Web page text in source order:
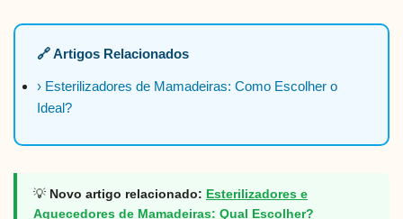
🔗 Artigos Relacionados
› Esterilizadores de Mamadeiras: Como Escolher o
Ideal?
💡 Novo artigo relacionado: Esterilizadores e
Aquecedores de Mamadeiras: Qual Escolher?